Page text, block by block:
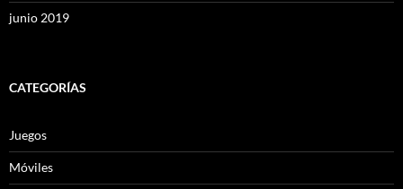
junio 2019
CATEGORÍAS
Juegos
Móviles